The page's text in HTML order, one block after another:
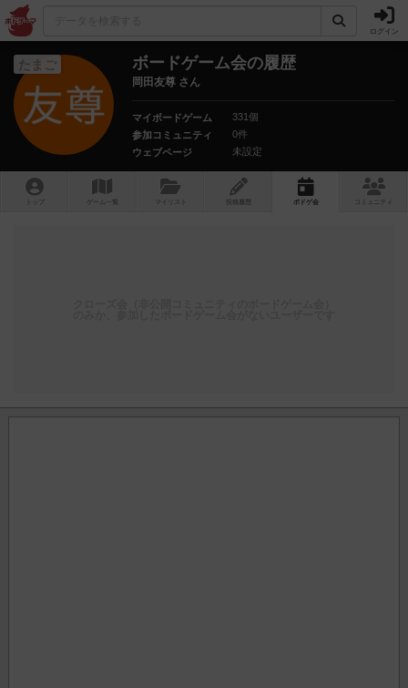
ログイン
たまご ボードゲーム会の履歴
岡田友尊 さん
マイボードゲーム
331個
参加コミュニティ
0件
ウェブページ
未設定
トップ ゲーム一覧 マイリスト 投稿履歴 ボ ドゲ会 コミュニティ